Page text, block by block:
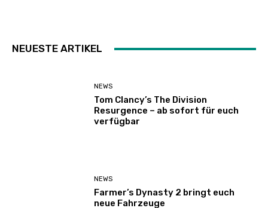
NEUESTE ARTIKEL
NEWS
Tom Clancy’s The Division
Resurgence – ab sofort für euch
verfügbar
NEWS
Farmer’s Dynasty 2 bringt euch
neue Fahrzeuge